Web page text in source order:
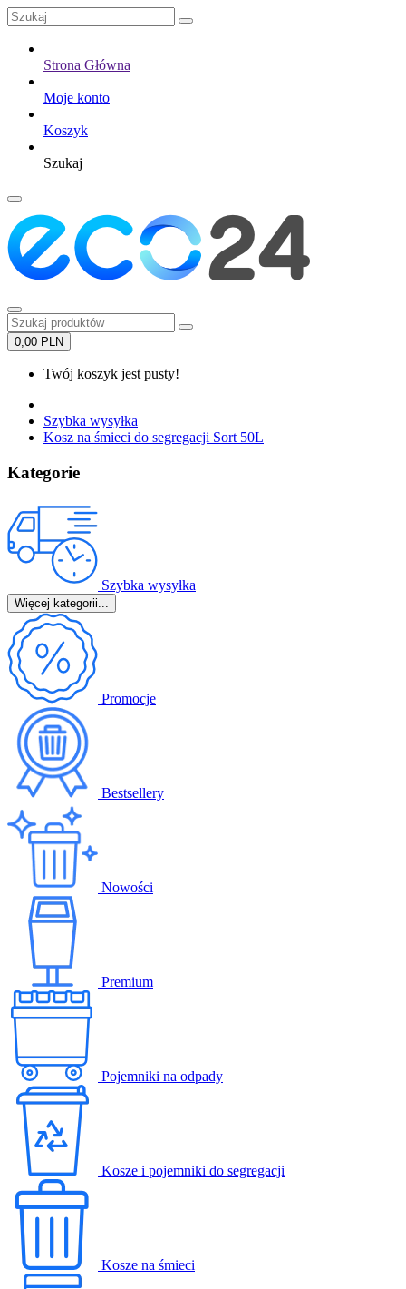
Strona Główna
Moje konto
Koszyk
Szukaj
0,00 PLN
Twój koszyk jest pusty!
Szybka wysyłka
Kosz na śmieci do segregacji Sort 50L
Kategorie
Szybka wysyłka
Więcej kategorii...
Promocje
Bestsellery
Nowości
Premium
Pojemniki na odpady
Kosze i pojemniki do segregacji
Kosze na śmieci